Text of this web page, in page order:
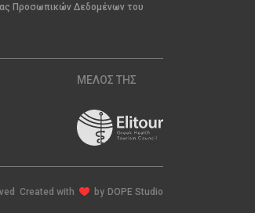
Προσωπικών Δεδομένων του
ΜΕΛΟΣ ΤΗΣ
Created with by DOPE Studio